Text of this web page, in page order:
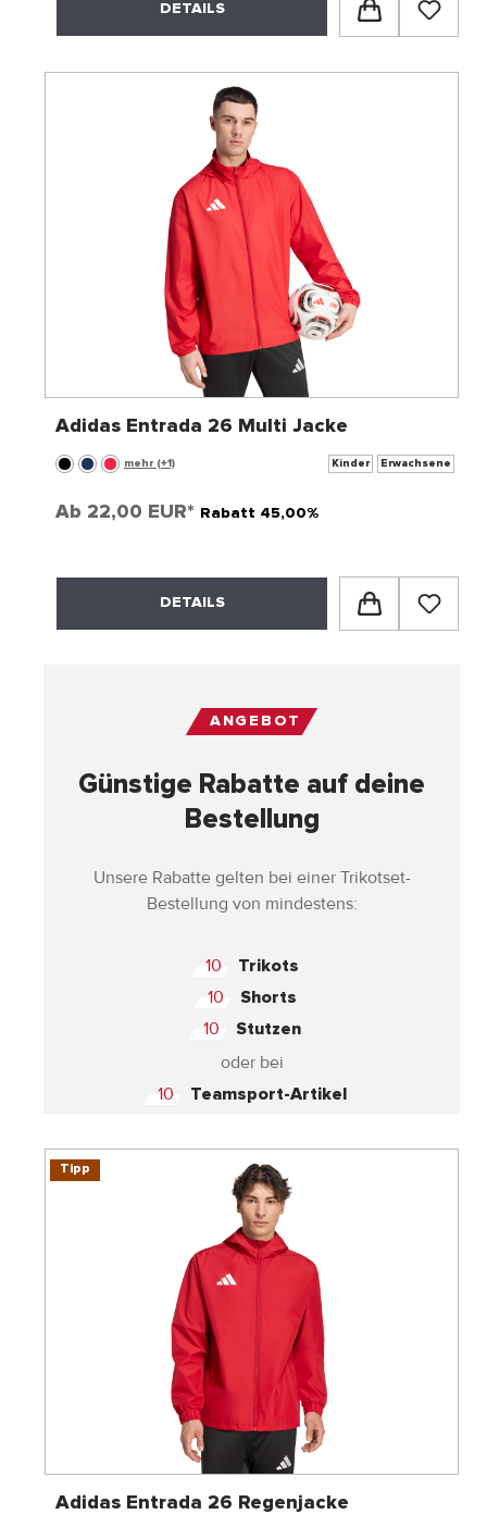
DETAILS
Adidas Entrada 26 Multi Jacke
mehr (+1) Kinder Erwachsene
Ab 22,00 EUR* Rabatt 45,00%
DETAILS
ANGEBOT
Günstige Rabatte auf deine
Bestellung
Unsere Rabatte gelten bei einer Trikotset-
Bestellung von mindestens:
10 Trikots
10 Shorts
10 Stutzen
oder bei
10
Teamsport-Artikel
Tipp
Adidas Entrada 26 Regenjacke